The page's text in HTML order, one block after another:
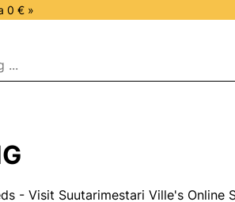
0 € »
- Visit Suutarimestari Ville's Online